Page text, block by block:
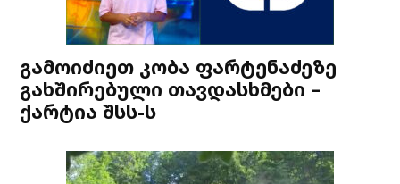
გამოიძიეთ კობა ფარტენაძეზე
გახშირებული თავდასხმები –
ქარტია შსს-ს